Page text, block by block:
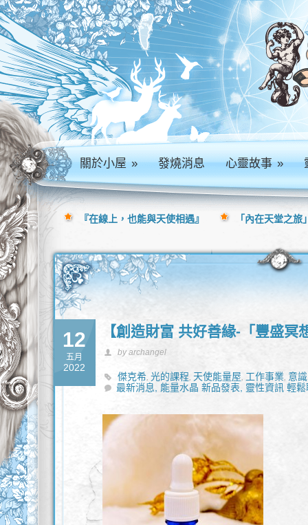
關於小屋» 發燒消息 心靈故事»
12
五月
2022
【創造財富 共好善緣-「豐盛冥
by archangel
傑克希,光的課程, 天使能量屋, 工作事業, 意
黃財神豐盛能量油
最新消息, 能量水晶 新品發表, 靈性資訊 輕
『在線上，也能與天使相遇』 「內在天堂之